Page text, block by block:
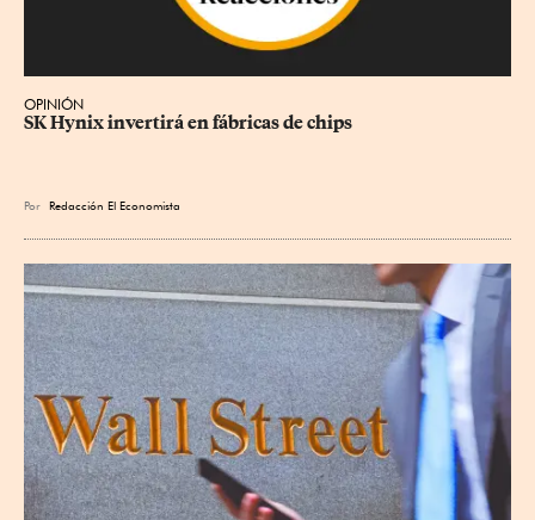
OPINIÓN
SK Hynix invertirá en fábricas de chips
Por Redacción El Economista